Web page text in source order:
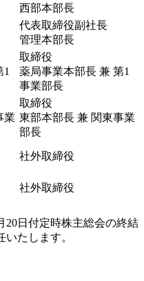
西部本部長
代表取締役副社長
管理本部長
取締役
薬局事業本部長 兼 第1
事業部長
業
取締役
東部本部長 兼 関東事業
部長
社外取締役
社外取締役
20日付定時株主総会の終結
たします。